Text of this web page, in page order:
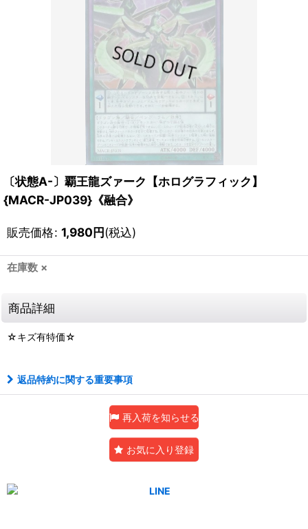
〔状態A-〕覇王龍ズァーク【ホログラフィック】
{MACR-JP039}《融合》
販売価格: 1,980円(税込)
在庫数 ×
商品詳細
☆キズ有特価☆
返品特約に関する重要事項
再入荷を知らせる
お気に入り登録